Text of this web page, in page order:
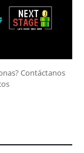
Contáctanos